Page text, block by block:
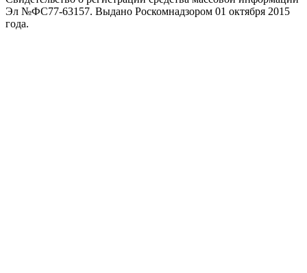
Эл №ФС77-63157. Выдано Роскомнадзором 01 октября 2015
года.